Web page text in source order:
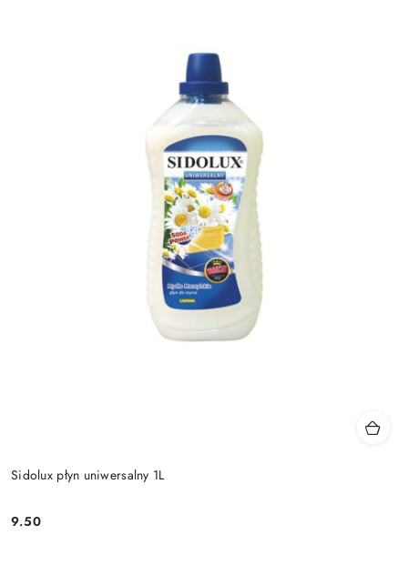
Sidolux płyn uniwersalny 1L
Cena:
9.50